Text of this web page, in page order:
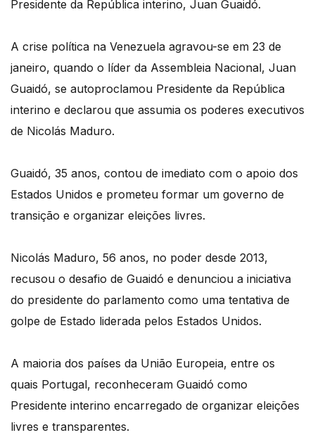
Presidente da República interino, Juan Guaidó.
A crise política na Venezuela agravou-se em 23 de
janeiro, quando o líder da Assembleia Nacional, Juan
Guaidó, se autoproclamou Presidente da República
interino e declarou que assumia os poderes executivos
de Nicolás Maduro.
Guaidó, 35 anos, contou de imediato com o apoio dos
Estados Unidos e prometeu formar um governo de
transição e organizar eleições livres.
Nicolás Maduro, 56 anos, no poder desde 2013,
recusou o desafio de Guaidó e denunciou a iniciativa
do presidente do parlamento como uma tentativa de
golpe de Estado liderada pelos Estados Unidos.
A maioria dos países da União Europeia, entre os
quais Portugal, reconheceram Guaidó como
Presidente interino encarregado de organizar eleições
livres e transparentes.